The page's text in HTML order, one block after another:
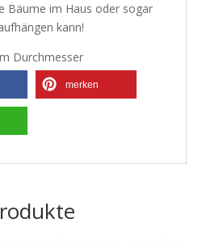
Bäume im Haus oder sogar
kann!
Durchmesser
merken